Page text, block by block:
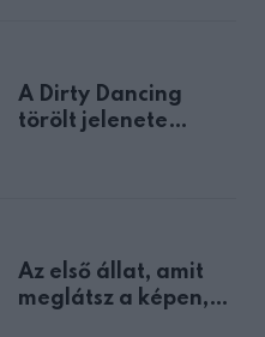
A Dirty Dancing
törölt jelenete
Az első állat, amit
meglátsz a képen,